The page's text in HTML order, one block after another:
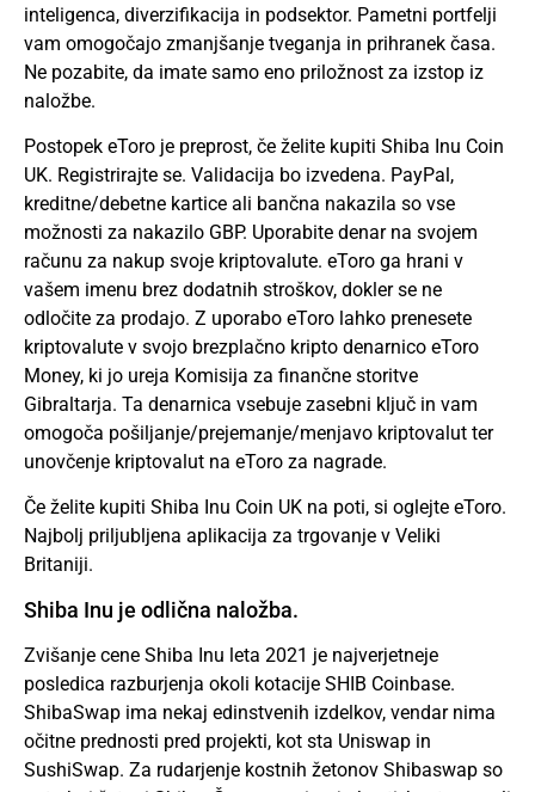
inteligenca, diverzifikacija in podsektor. Pametni portfelji
vam omogočajo zmanjšanje tveganja in prihranek časa.
Ne pozabite, da imate samo eno priložnost za izstop iz
naložbe.
Postopek eToro je preprost, če želite kupiti Shiba Inu Coin
UK. Registrirajte se. Validacija bo izvedena. PayPal,
kreditne/debetne kartice ali bančna nakazila so vse
možnosti za nakazilo GBP. Uporabite denar na svojem
računu za nakup svoje kriptovalute. eToro ga hrani v
vašem imenu brez dodatnih stroškov, dokler se ne
odločite za prodajo. Z uporabo eToro lahko prenesete
kriptovalute v svojo brezplačno kripto denarnico eToro
Money, ki jo ureja Komisija za finančne storitve
Gibraltarja. Ta denarnica vsebuje zasebni ključ in vam
omogoča pošiljanje/prejemanje/menjavo kriptovalut ter
unovčenje kriptovalut na eToro za nagrade.
Če želite kupiti Shiba Inu Coin UK na poti, si oglejte eToro.
Najbolj priljubljena aplikacija za trgovanje v Veliki
Britaniji.
Shiba Inu je odlična naložba.
Zvišanje cene Shiba Inu leta 2021 je najverjetneje
posledica razburjenja okoli kotacije SHIB Coinbase.
ShibaSwap ima nekaj edinstvenih izdelkov, vendar nima
očitne prednosti pred projekti, kot sta Uniswap in
SushiSwap. Za rudarjenje kostnih žetonov Shibaswap so